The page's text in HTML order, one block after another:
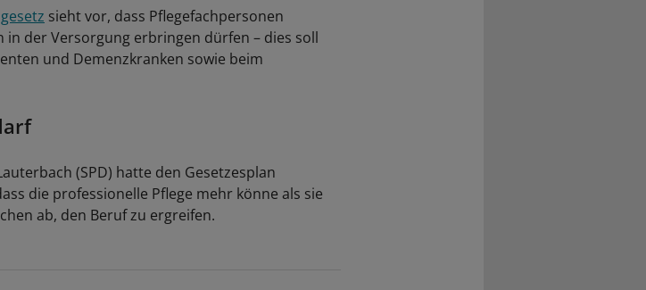
sieht vor, dass Pflegefachpersonen
der Versorgung erbringen dürfen – dies soll
und Demenzkranken sowie beim
(SPD) hatte den Gesetzesplan
die professionelle Pflege mehr könne als sie
ab, den Beruf zu ergreifen.